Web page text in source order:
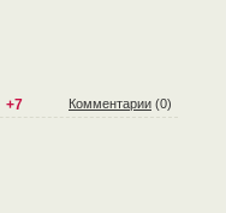
+7 Комментарии (0)